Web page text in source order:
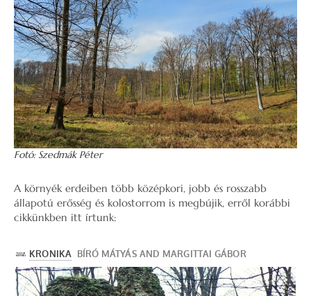
Fotó: Szedmák Péter
A környék erdeiben több középkori, jobb és rosszabb
állapotú erősség és kolostorrom is megbújik, erről korábbi
cikkünkben itt írtunk: